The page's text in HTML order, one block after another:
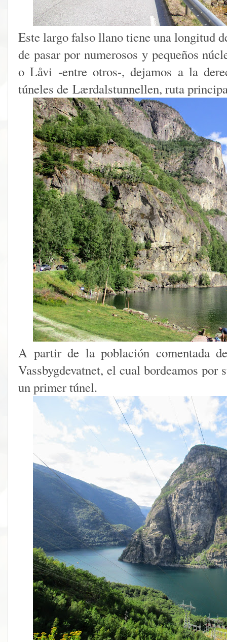
Este largo falso llano tiene una longitud
de pasar por numerosos y pequeños
o Låvi -entre otros-, dejamos a la
túneles de Lærdalstunnellen, ruta
A partir de la población comentada
Vassbygdevatnet, el cual bordeamos por
un primer túnel.